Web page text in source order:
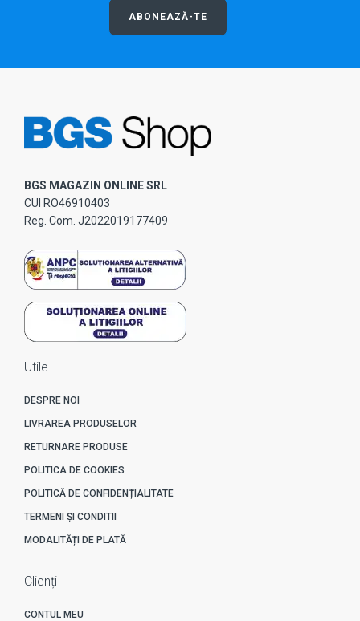
ABONEAZĂ-TE
BGS MAGAZIN ONLINE SRL
CUI RO46910403
Reg. Com. J2022019177409
Utile
DESPRE NOI
LIVRAREA PRODUSELOR
RETURNARE PRODUSE
POLITICA DE COOKIES
POLITICĂ DE CONFIDENȚIALITATE
TERMENI ȘI CONDITII
MODALITĂȚI DE PLATĂ
Clienți
CONTUL MEU